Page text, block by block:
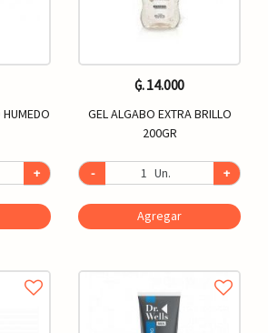
+
₲. 14.000
GEL ALGABO EXTRA BRILLO
200GR
- Un. +
Agregar